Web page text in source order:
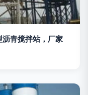
青搅拌站，厂家